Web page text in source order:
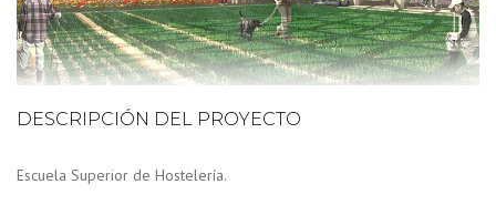
DESCRIPCIÓN DEL PROYECTO
Escuela Superior de Hostelería.